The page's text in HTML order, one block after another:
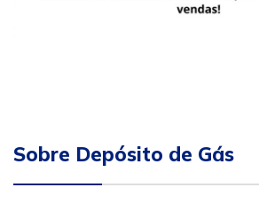
Sobre Depósito de Gás